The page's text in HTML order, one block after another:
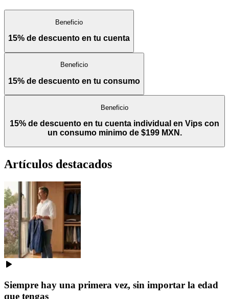
Beneficio
15% de descuento en tu cuenta
Beneficio
15% de descuento en tu consumo
Beneficio
15% de descuento en tu cuenta individual en Vips con
un consumo minimo de $199 MXN.
Artículos destacados
Siempre hay una primera vez, sin importar la edad
que tengas